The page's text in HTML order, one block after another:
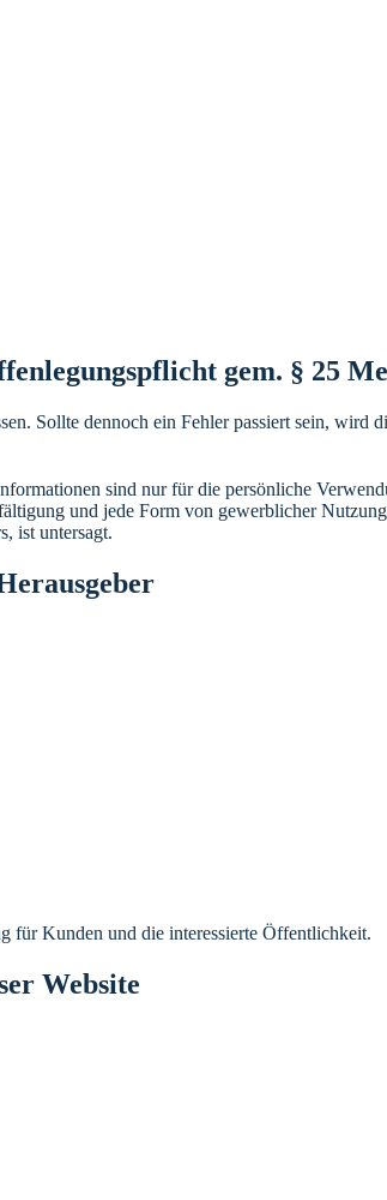
gem. § 25
Sollte dennoch ein Fehler passiert sein, wird
sind nur für die persönliche
und jede Form von gewerblicher
ist untersagt.
für Kunden und die interessierte Öffentlichkeit.
Website